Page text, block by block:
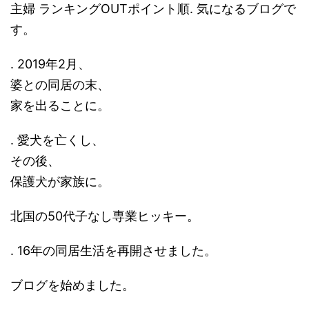
主婦 ランキングOUTポイント順. 気になるブログで
す。
. 2019年2月、
婆との同居の末、
家を出ることに。
. 愛犬を亡くし、
その後、
保護犬が家族に。
北国の50代子なし専業ヒッキー。
. 16年の同居生活を再開させました。
ブログを始めました。